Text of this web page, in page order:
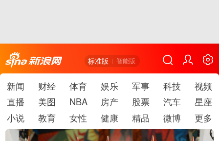
标准版 智能版
新闻 财经 体育 娱乐 军事 科技
视频
直播
美图 NBA 房产 股票 汽车
星座
小说
教育 女性 健康 精品 微博 更多